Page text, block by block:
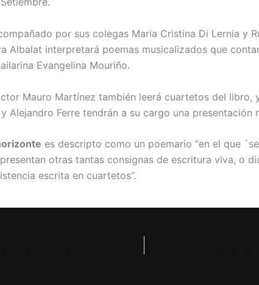
por sus colegas Maria Cristina Di Lernia y
Albalat interpretará poemas musicalizados que
Evangelina Mouriño.
Mauro Martínez también leerá cuartetos del libro,
Alejandro Ferre tendrán a su cargo una presentación
es descripto como un poemario “en el que
otras tantas consignas de escritura viva, o
escrita en cuartetos”.